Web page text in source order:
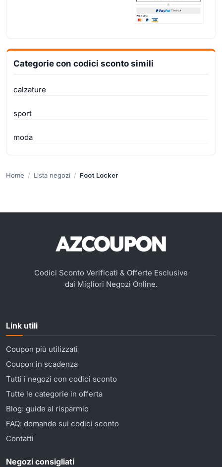
Categorie con codici sconto simili
calzature
sport
moda
Home Lista negozi Foot Locker
Codici Sconto Verificati & Offerte Esclusive
dai Migliori Negozi Online.
Link utili
Coupon più utilizzati
Coupon in scadenza
Tutti i negozi con codici sconto
Tutte le categorie in offerta
Blog: guide al risparmio
FAQ: domande sui codici sconto
Contatti
Negozi consigliati